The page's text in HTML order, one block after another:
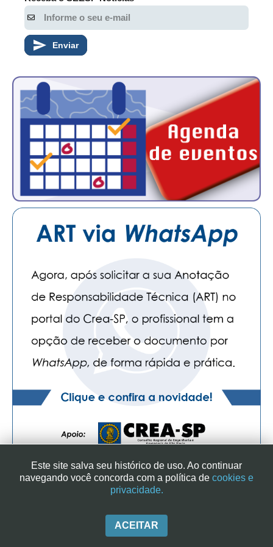
CURSOS
SEESP EDUCAÇÃO
PLATAFORMAS GRATUITAS
APOSENTADORIA
CONVÊNIOS
PLANO DE SAÚDE
CONSÓRCIOS
CAMPANHAS SALARIAIS
COMUNICAÇÃO
PALAVRA DO MURILO
CONTEÚDO ESPECIAL
JORNAL DO ENGENHEIRO
SEESP NOTÍCIAS
Enviar
SINDICATO DOS ENGENHEIROS NO ESTADO DE SÃO PAULO
|+ 55 (11) 3113-2600
Este site salva seu histórico de uso. Ao continuar
navegando você concorda com a política de cookies e
privacidade.
ACEITAR